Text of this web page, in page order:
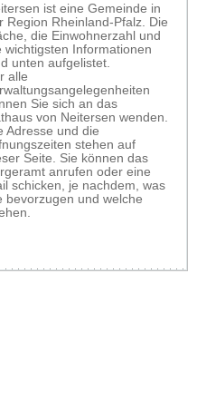
ist eine Gemeinde in
Region Rheinland-Pfalz. Die
die Einwohnerzahl und
wichtigsten Informationen
unten aufgelistet.
alle
Sie sich an das
von Neitersen wenden.
Adresse und die
stehen auf
Seite. Sie können das
anrufen oder eine
schicken, je nachdem, was
bevorzugen und welche